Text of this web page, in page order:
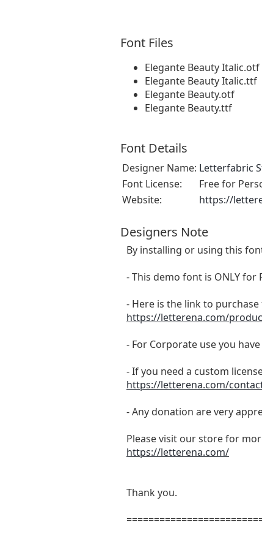
Font Files
Elegante Beauty Italic.otf
Elegante Beauty Italic.ttf
Elegante Beauty.otf
Elegante Beauty.ttf
Font Details
Designer Name: Letterfabric
Font License:
Free for
Website:
https://
Designers Note
By installing or using this
- This demo font is ONLY for
- Here is the link to
https://letterena.com/
- For Corporate use you
- If you need a custom
https://letterena.com/
- Any donation are very
Please visit our store for
https://letterena.com/
Thank you.